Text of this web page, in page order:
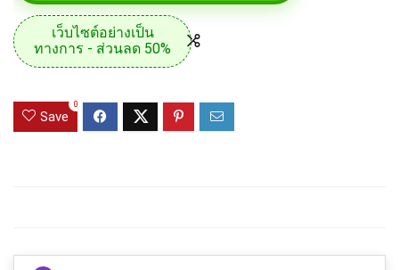
เว็บไซต์อย่างเป็น
ทางการ - ส่วนลด 50%
Save
0